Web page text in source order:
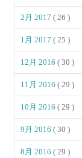
2月 2017( 26 )
1月 2017( 25 )
12月 2016( 30 )
11月 2016( 29 )
10月 2016( 29 )
9月 2016( 30 )
8月 2016( 29 )